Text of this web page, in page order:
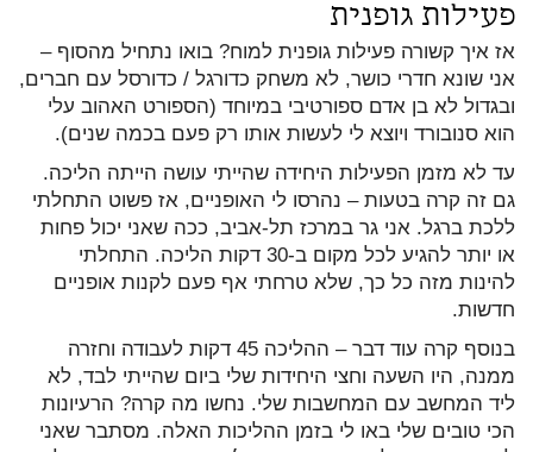
פעילות גופנית
אז איך קשורה פעילות גופנית למוח? בואו נתחיל מהסוף –
אני שונא חדרי כושר, לא משחק כדורגל / כדורסל עם חברים,
ובגדול לא בן אדם ספורטיבי במיוחד (הספורט האהוב עלי
הוא סנובורד ויוצא לי לעשות אותו רק פעם בכמה שנים).
עד לא מזמן הפעילות היחידה שהייתי עושה הייתה הליכה.
גם זה קרה בטעות – נהרסו לי האופניים, אז פשוט התחלתי
ללכת ברגל. אני גר במרכז תל-אביב, ככה שאני יכול פחות
או יותר להגיע לכל מקום ב-30 דקות הליכה. התחלתי
להינות מזה כל כך, שלא טרחתי אף פעם לקנות אופניים
חדשות.
בנוסף קרה עוד דבר – ההליכה 45 דקות לעבודה וחזרה
ממנה, היו השעה וחצי היחידות שלי ביום שהייתי לבד, לא
ליד המחשב עם המחשבות שלי. נחשו מה קרה? הרעיונות
הכי טובים שלי באו לי בזמן ההליכות האלה. מסתבר שאני